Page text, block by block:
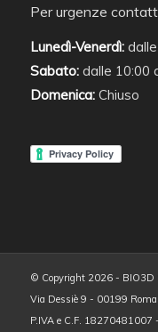
Per urgenze
Lunedì-Venerdì:
Sabato: dalle 10:00
Domenica: Chiuso
© Copyright 2026 - BIO3D
Via Dessiè 9 - 00199 Roma
P.IVA e C.F. 18270481007 -